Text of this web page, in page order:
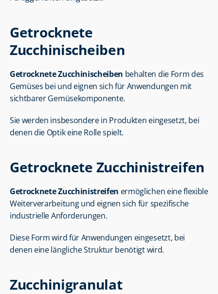
Getrocknete
Zucchinischeiben
Getrocknete Zucchinischeiben behalten die Form des
Gemüses bei und eignen sich für Anwendungen mit
sichtbarer Gemüsekomponente.
Sie werden insbesondere in Produkten eingesetzt, bei
denen die Optik eine Rolle spielt.
Getrocknete Zucchinistreifen
Getrocknete Zucchinistreifen ermöglichen eine flexible
Weiterverarbeitung und eignen sich für spezifische
industrielle Anforderungen.
Diese Form wird für Anwendungen eingesetzt, bei
denen eine längliche Struktur benötigt wird.
Zucchinigranulat